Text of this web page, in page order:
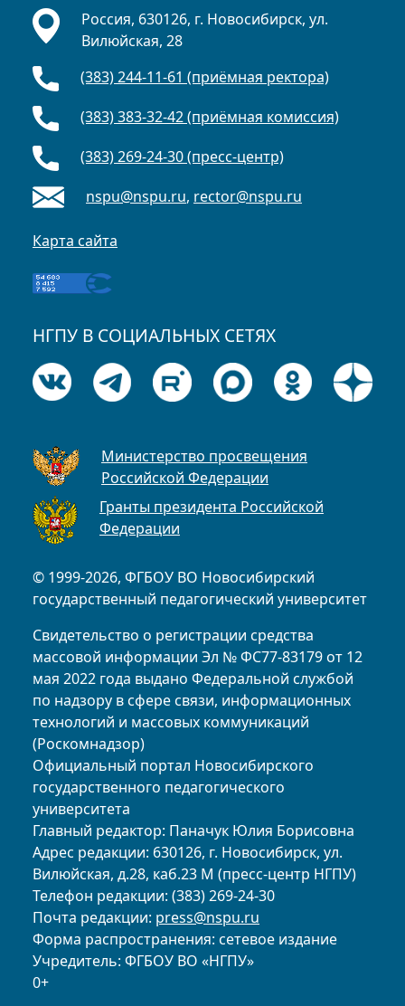
© 1999-2026, ФГБОУ ВО Новосибирский
государственный педагогический университет
Свидетельство о регистрации средства
массовой информации Эл № ФС77-83179 от 12
мая 2022 года выдано Федеральной службой
по надзору в сфере связи, информационных
технологий и массовых коммуникаций
(Роскомнадзор)
Официальный портал Новосибирского
государственного педагогического
университета
Главный редактор: Паначук Юлия Борисовна
Адрес редакции: 630126, г. Новосибирск, ул.
Вилюйская, д.28, каб.23 М (пресс-центр НГПУ)
Телефон редакции: (383) 269-24-30
Почта редакции: press@nspu.ru
Форма распространения: сетевое издание
Учредитель: ФГБОУ ВО «НГПУ»
0+
Россия, 630126, г. Новосибирск, ул.
Вилюйская, 28
(383) 244-11-61 (приёмная ректора)
(383) 383-32-42 (приёмная комиссия)
(383) 269-24-30 (пресс-центр)
nspu@nspu.ru, rector@nspu.ru
Карта сайта
НГПУ В СОЦИАЛЬНЫХ СЕТЯХ
Министерство просвещения
Российской Федерации
Гранты президента Российской
Федерации